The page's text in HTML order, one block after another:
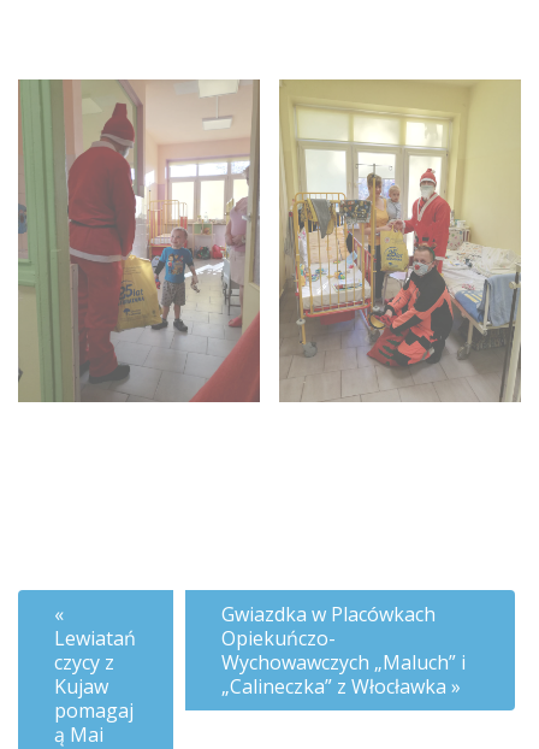
Lewiatań
czycy z
Kujaw
pomagaj
ą Mai
Gwiazdka w Placówkach
Opiekuńczo-
Wychowawczych „Maluch” i
„Calineczka” z Włocławka